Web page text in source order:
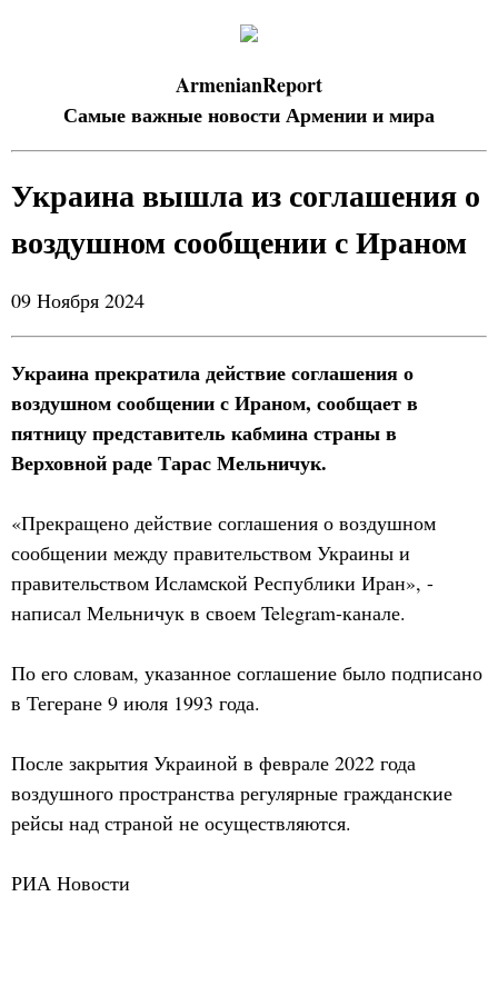
ArmenianReport
Самые важные новости Армении и мира
Украина вышла из соглашения о
воздушном сообщении с Ираном
09 Ноября 2024
Украина прекратила действие соглашения о
воздушном сообщении с Ираном, сообщает в
пятницу представитель кабмина страны в
Верховной раде Тарас Мельничук.
«Прекращено действие соглашения о воздушном
сообщении между правительством Украины и
правительством Исламской Республики Иран», -
написал Мельничук в своем Telegram-канале.
По его словам, указанное соглашение было подписано
в Тегеране 9 июля 1993 года.
После закрытия Украиной в феврале 2022 года
воздушного пространства регулярные гражданские
рейсы над страной не осуществляются.
РИА Новости